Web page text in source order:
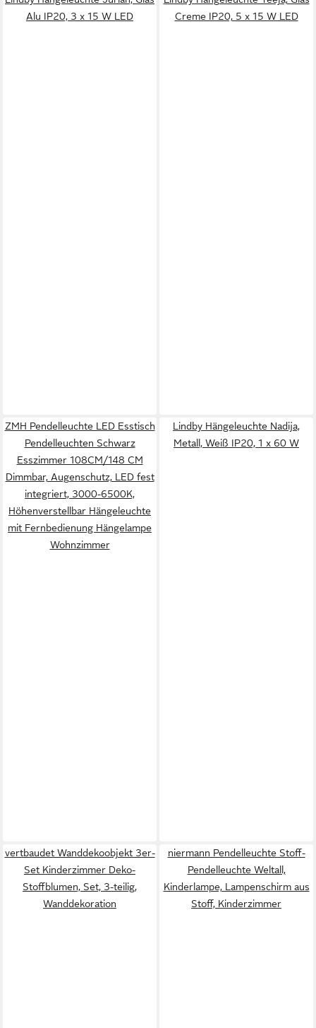
Alu IP20, 3 x 15 W LED
Creme IP20, 5 x 15 W LED
ZMH Pendelleuchte LED Esstisch
Pendelleuchten Schwarz
Esszimmer 108CM/148 CM
Dimmbar, Augenschutz, LED fest
integriert, 3000-6500K,
Höhenverstellbar Hängeleuchte
mit Fernbedienung Hängelampe
Wohnzimmer
Lindby Hängeleuchte Nadija,
Metall, Weiß IP20, 1 x 60 W
vertbaudet Wanddekoobjekt 3er-
Set Kinderzimmer Deko-
Stoffblumen, Set, 3-teilig,
Wanddekoration
niermann Pendelleuchte Stoff-
Pendelleuchte Weltall,
Kinderlampe, Lampenschirm aus
Stoff, Kinderzimmer